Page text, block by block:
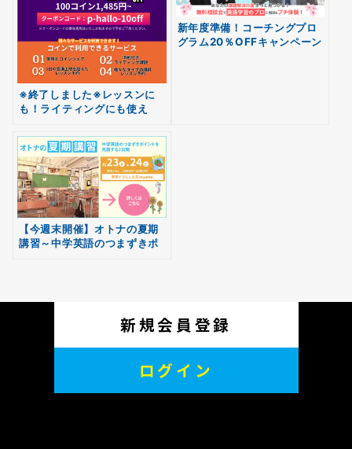
※終了しました※レッスンに
も！ライティングにも使え
新年度準備！コーチングプロ
グラム20％OFFキャンペーン
【今週末開催】オトナの夏期
講習～中学英語のつまずきポ
新規会員登録
ログイン